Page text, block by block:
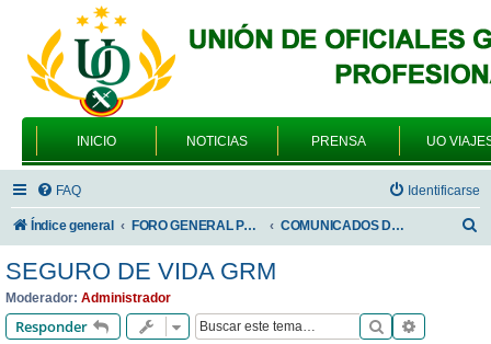
INICIO NOTICIAS PRENSA UO
FAQ Identificarse
Índice general FORO GENERAL PARA TODOS LOS USUARIOS COMUNICADOS DE LA UNIÓN DE OFICIALES
SEGURO DE VIDA GRM
Moderador: Administrador
Responder Buscar